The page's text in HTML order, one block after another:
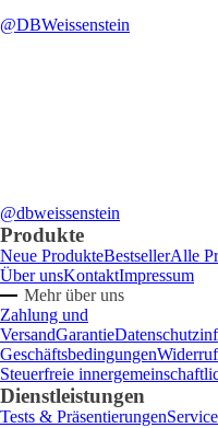
@DBWeissenstein
@dbweissenstein
Produkte
Neue ProdukteBestsellerAlle
Über unsKontaktImpressum
Mehr über uns
Zahlung und
VersandGarantie
Geschäftsbedingungen
Steuerfreie
Dienstleistungen
Tests & Präsentierungen